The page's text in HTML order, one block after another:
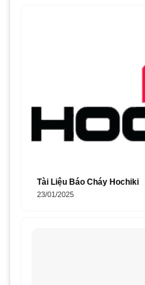
Tài Liệu Báo Cháy Hochiki
23/01/2025